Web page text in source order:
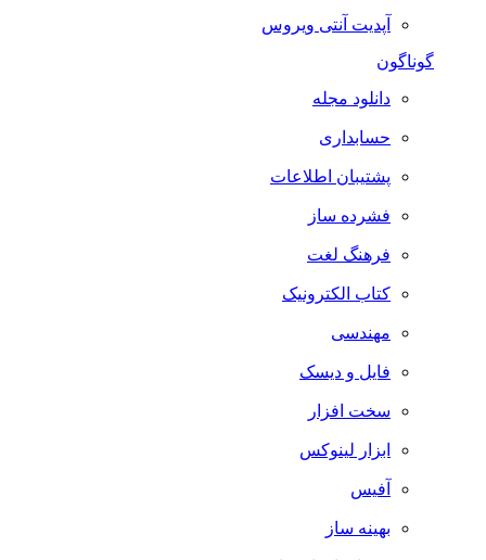
آپدیت آنتی ویروس
گوناگون
دانلود مجله
حسابداری
پشتیبان اطلاعات
فشرده ساز
فرهنگ لغت
کتاب الکترونیک
مهندسی
فایل و دیسک
سخت افزار
ابزار لینوکس
آفیس
بهینه ساز